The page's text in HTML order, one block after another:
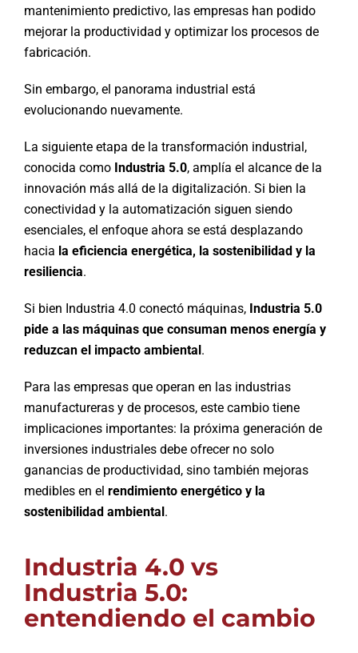
mantenimiento predictivo, las empresas han podido
mejorar la productividad y optimizar los procesos de
fabricación.
Sin embargo, el panorama industrial está
evolucionando nuevamente.
La siguiente etapa de la transformación industrial,
conocida como Industria 5.0, amplía el alcance de la
innovación más allá de la digitalización. Si bien la
conectividad y la automatización siguen siendo
esenciales, el enfoque ahora se está desplazando
hacia la eficiencia energética, la sostenibilidad y la
resiliencia.
Si bien Industria 4.0 conectó máquinas, Industria 5.0
pide a las máquinas que consuman menos energía y
reduzcan el impacto ambiental.
Para las empresas que operan en las industrias
manufactureras y de procesos, este cambio tiene
implicaciones importantes: la próxima generación de
inversiones industriales debe ofrecer no solo
ganancias de productividad, sino también mejoras
medibles en el rendimiento energético y la
sostenibilidad ambiental.
Industria 4.0 vs
Industria 5.0:
entendiendo el cambio